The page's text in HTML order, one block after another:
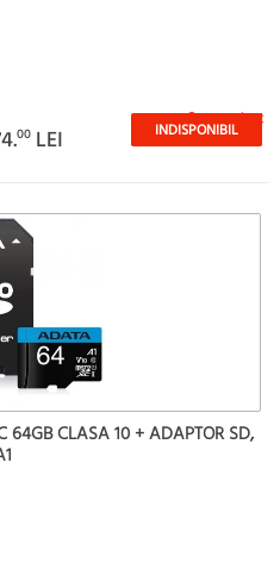
Stoc epuizat
00 LEI INDISPONIBIL
64GB CLASA 10 + ADAPTOR SD,